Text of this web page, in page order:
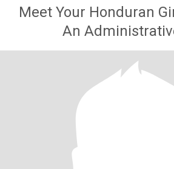
Meet Your Honduran
An